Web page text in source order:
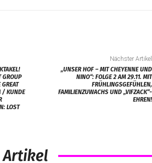
GROUP
GREAT
/ KUNDE
LOST
Nächster Artikel
„UNSER HOF – MIT CHEYENNE UND
NINO“: FOLGE 2 AM 29.11. MIT
FRÜHLINGSGEFÜHLEN,
FAMILIENZUWACHS UND „VIFZACK“-
EHREN!
Artikel